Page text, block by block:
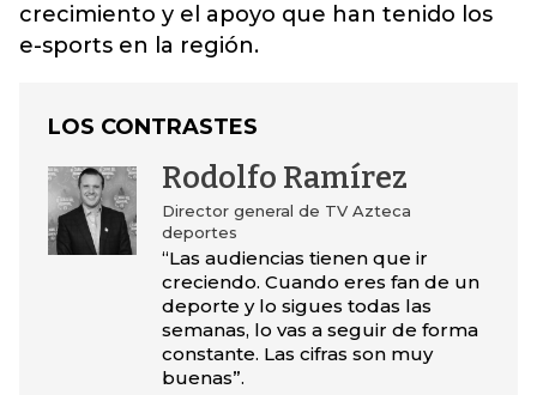
crecimiento y el apoyo que han tenido los
e-sports en la región.
LOS CONTRASTES
Rodolfo Ramírez
Director general de TV Azteca
deportes
“Las audiencias tienen que ir
creciendo. Cuando eres fan de un
deporte y lo sigues todas las
semanas, lo vas a seguir de forma
constante. Las cifras son muy
buenas”.